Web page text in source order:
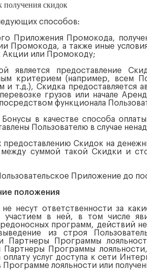
получения скидок
способов:
Приложения Промокода,
Промокода, а также иные
Акции или Промокоду;
является предоставление
критерием (например, всем
т.д.), Скидка предоставляется
грузов или начале
функционала
в качестве способа
Пользователю в случае
Скидок на
суммой такой Скидки и
Приложение до
положения
несут ответственности за
в ней, в том числе
программ, действий
из строя
Партнеры Программы
Партнеры Программы
услуг доступа к сети
лояльности или